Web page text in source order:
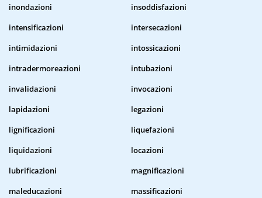
inondazioni
insoddisfazioni
intensificazioni
intersecazioni
intimidazioni
intossicazioni
intradermoreazioni
intubazioni
invalidazioni
invocazioni
lapidazioni
legazioni
lignificazioni
liquefazioni
liquidazioni
locazioni
lubrificazioni
magnificazioni
maleducazioni
massificazioni